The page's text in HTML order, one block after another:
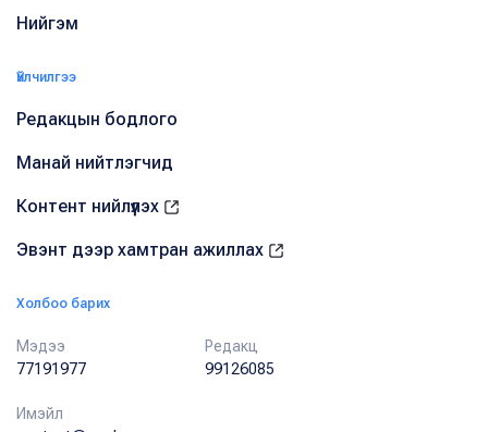
Нийгэм
Үйлчилгээ
Редакцын бодлого
Манай нийтлэгчид
Контент нийлүүлэх
Эвэнт дээр хамтран ажиллах
Холбоо барих
Мэдээ
77191977
Редакц
99126085
Имэйл